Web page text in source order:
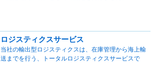
ロジスティクスサービス
当社の輸出型ロジスティクスは、在庫管理から海上輸
送までを行う、トータルロジスティクスサービスで